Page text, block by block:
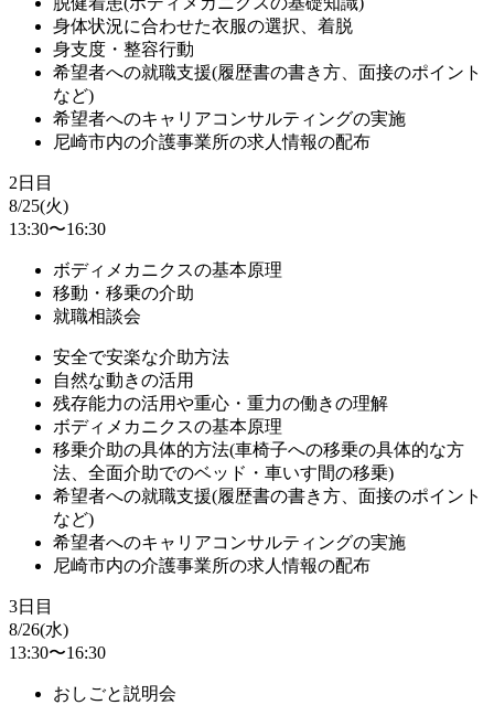
身体状況に合わせた衣服の選択、着脱
身支度・整容行動
希望者への就職支援(履歴書の書き方、面接のポイント
など)
希望者へのキャリアコンサルティングの実施
尼崎市内の介護事業所の求人情報の配布
2日目
8/25(火)
13:30〜16:30
ボディメカニクスの基本原理
移動・移乗の介助
就職相談会
安全で安楽な介助方法
自然な動きの活用
残存能力の活用や重心・重力の働きの理解
ボディメカニクスの基本原理
移乗介助の具体的方法(車椅子への移乗の具体的な方
法、全面介助でのベッド・車いす間の移乗)
希望者への就職支援(履歴書の書き方、面接のポイント
など)
希望者へのキャリアコンサルティングの実施
尼崎市内の介護事業所の求人情報の配布
3日目
8/26(水)
13:30〜16:30
おしごと説明会